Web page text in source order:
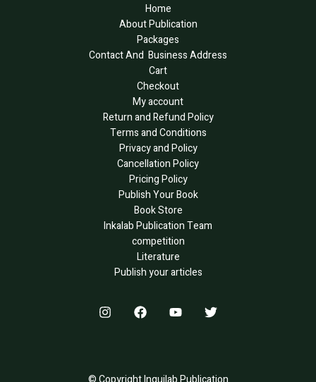
Home
About Publication
Packages
Contact And Business Address
Cart
Checkout
My account
Return and Refund Policy
Terms and Conditions
Privacy and Policy
Cancellation Policy
Pricing Policy
Publish Your Book
Book Store
Inkalab Publication Team
competition
Literature
Publish your articles